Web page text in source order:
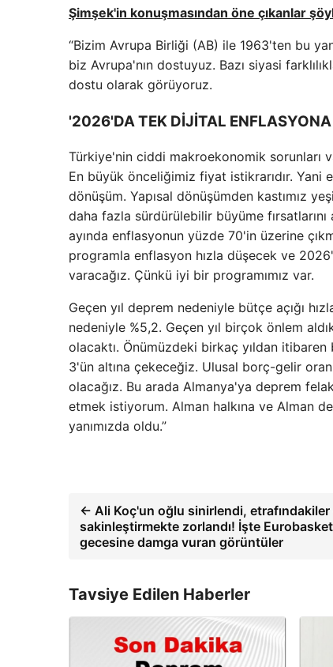
Şimşek'in konuşmasından öne çıkanlar
“Bizim Avrupa Birliği (AB) ile 1963'ten bu
biz Avrupa'nın dostuyuz. Bazı siyasi
dostu olarak görüyoruz.
'2026'DA TEK DİJİTAL ENFLASYONA
Türkiye'nin ciddi makroekonomik sorunları
En büyük önceliğimiz fiyat istikrarıdır.
dönüşüm. Yapısal dönüşümden kastımız
daha fazla sürdürülebilir büyüme
ayında enflasyonun yüzde 70'in üzerine
programla enflasyon hızla düşecek ve
varacağız. Çünkü iyi bir programımız var.
Geçen yıl deprem nedeniyle bütçe açığı
nedeniyle %5,2. Geçen yıl birçok önlem
olacaktı. Önümüzdeki birkaç yıldan
3'ün altına çekeceğiz. Ulusal borç-gelir
olacağız. Bu arada Almanya'ya deprem
etmek istiyorum. Alman halkına ve Alman
yanımızda oldu.”
← Ali Koç'un oğlu sinirlendi, etrafındakiler
sakinleştirmekte zorlandı! İşte
gecesine damga vuran görüntüler
Tavsiye Edilen Haberler